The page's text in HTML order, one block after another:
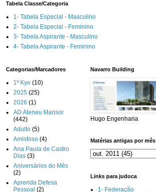
Tabela Classe/Categoria
1- Tabela Especial - Masculino
2- Tabela Especial - Feminino
3- Tabela Aspirante - Masculino
4- Tabela Aspirante - Feminino
Categorias/Marcadores
1º Kyo (10)
2025 (25)
2026 (1)
AD Ateneu Mansor
(442)
Adulto (5)
Amistoso (4)
Ana Paula de Castro
Dias (3)
Aniversários do Mês
(2)
Aprenda Defesa
Pessoal (2)
Navarro Building
Hugo Engenharia
Matérias antigas por mês
Links para judoca
1- Federação